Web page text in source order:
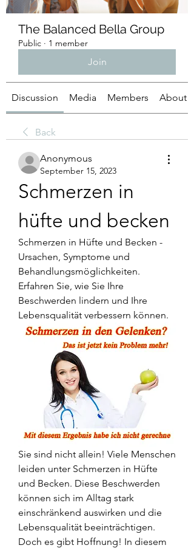
The Balanced Bella Group
Public · 1 member
Join
Discussion Media Members About
Back
Anonymous
September 15, 2023
Schmerzen in
hüfte und becken
Schmerzen in Hüfte und Becken -
Ursachen, Symptome und
Behandlungsmöglichkeiten.
Erfahren Sie, wie Sie Ihre
Beschwerden lindern und Ihre
Lebensqualität verbessern können.
Sie sind nicht allein! Viele Menschen
leiden unter Schmerzen in Hüfte
und Becken. Diese Beschwerden
können sich im Alltag stark
einschränkend auswirken und die
Lebensqualität beeinträchtigen.
Doch es gibt Hoffnung! In diesem